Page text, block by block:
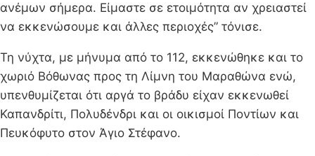
ανέμων σήμερα. Είμαστε σε ετοιμότητα αν χρειαστεί
να εκκενώσουμε και άλλες περιοχές” τόνισε.
Τη νύχτα, με μήνυμα από το 112, εκκενώθηκε και το
χωριό Βόθωνας προς τη Λίμνη του Μαραθώνα ενώ,
υπενθυμίζεται ότι αργά το βράδυ είχαν εκκενωθεί
Καπανδρίτι, Πολυδένδρι και οι οικισμοί Ποντίων και
Πευκόφυτο στον Άγιο Στέφανο.